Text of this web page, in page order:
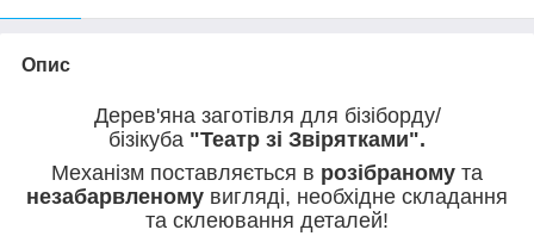
Опис
Дерев'яна заготівля для бізіборду/
бізікуба "Театр зі Звірятками".
Механізм поставляється в розібраному та
незабарвленому вигляді, необхідне складання
та склеювання деталей!